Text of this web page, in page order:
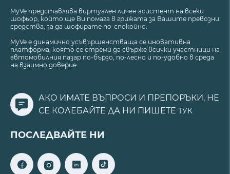
MyVe представлява виртуален личен асистент на всеки
шофьор, който ще Ви помага в грижата за Вашите превозни
средства, за да шофирате по-спокойно.
MyVe е динамично усъвършенстваща се иновативна
платформа, която се стреми да свърже всички участници на
автомобилния пазар по-бързо, по-лесно и по-удобно в среда
на взаимно доверие.
АКО ИМАТЕ ВЪПРОСИ И ПРЕПОРЪКИ, НЕ
СЕ КОЛЕБАЙТЕ ДА НИ ПИШЕТЕ ТУК
ПОСЛЕДВАЙТЕ НИ